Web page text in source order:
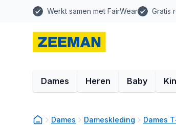
Werkt samen met FairWear Gratis
Dames Heren Baby
Dames Dameskleding Dames